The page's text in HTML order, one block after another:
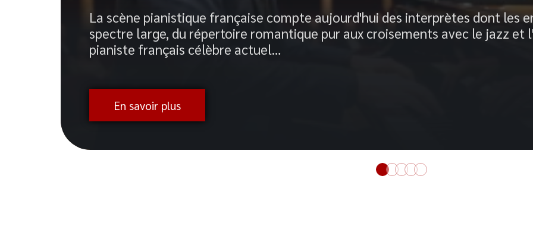
La scène pianistique française compte aujourd'hui des interprètes dont les
spectre large, du répertoire romantique pur aux croisements avec le jazz et
pianiste français célèbre actuel…
En savoir plus